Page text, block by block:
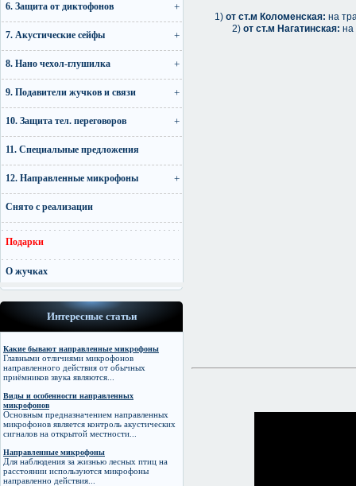
6. Защита от диктофонов
7. Акустические сейфы
8. Нано чехол-глушилка
9. Подавители жучков и связи
10. Защита тел. переговоров
11. Специальные предложения
12. Направленные микрофоны
Снято с реализации
Подарки
О жучках
Интересные статьи
Какие бывают направленные микрофоны
Главными отличиями микрофонов
направленного действия от обычных
приёмников звука являются...
Виды и особенности направленных
микрофонов
Основным предназначением направленных
микрофонов является контроль акустических
сигналов на открытой местности...
Направленные микрофоны
Для наблюдения за жизнью лесных птиц на
расстоянии используются микрофоны
направленно действия...
1) от ст.м Коломенская: на
2) от ст.м Нагатинская: на